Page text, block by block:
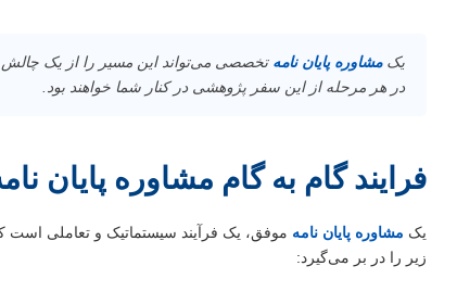
یکمشاوره پایان نامه تخصصی می‌تواند این مسیر را از یک چالش
در هر مرحله از این سفر پژوهشی در کنار شما خواهند بود.
فرایند گام به گام مشاوره پایان
یک مشاوره پایان نامه موفق، یک فرآیند سیستماتیک و تعاملی است
زیر را در بر می‌گیرد: